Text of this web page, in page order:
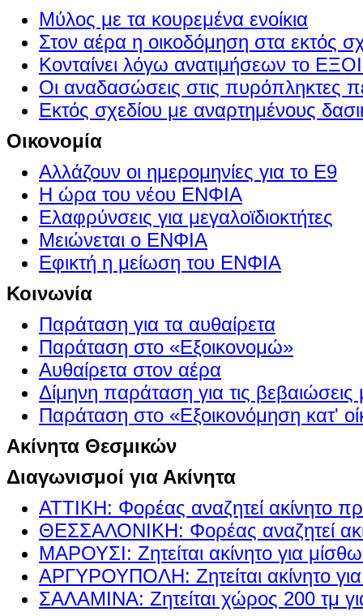
Μύλος με τα κουρεμένα ενοίκια
Στον αέρα η οικοδόμηση στα εκτός
Κονταίνει λόγω ανατιμήσεων το
Οι αναδασώσεις στις πυρόπληκτες
Εκτός σχεδίου με αναρτημένους
Οικονομία
Αλλάζουν οι ημερομηνίες για το Ε9
Η ώρα του νέου ΕΝΦΙΑ
Ελαφρύνσεις για μεγαλοϊδιοκτήτες
Μειώνεται ο ΕΝΦΙΑ
Εφικτή η μείωση του ΕΝΦΙΑ
Κοινωνία
Παράταση για τα αυθαίρετα
Παράταση στο «Εξοικονομώ»
Αυθαίρετα στον αέρα
Δίμηνη παράταση για τις βεβαιώσεις
Παράταση στο «Εξοικονόμηση κατ'
Ακίνητα Θεσμικών
Διαγωνισμοί για Ακίνητα
ΑΤΤΙΚΗ: Φορέας αναζητεί ακίνητο
ΘΕΣΣΑΛΟΝΙΚΗ: Φορέας αναζητεί
ΜΑΡΟΥΣΙ: Ζητείται ακίνητο για
ΑΡΓΥΡΟΥΠΟΛΗ: Ζητείται ακίνητο
ΣΑΛΑΜΙΝΑ: Ζητείται χώρος 200 τμ